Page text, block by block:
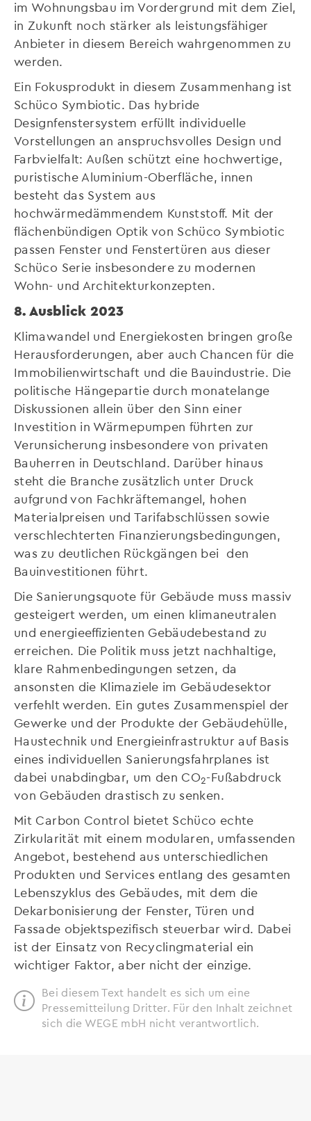
im Wohnungsbau im Vordergrund mit dem Ziel,
in Zukunft noch stärker als leistungsfähiger
Anbieter in diesem Bereich wahrgenommen zu
werden.
Ein Fokusprodukt in diesem Zusammenhang ist
Schüco Symbiotic. Das hybride
Designfenstersystem erfüllt individuelle
Vorstellungen an anspruchsvolles Design und
Farbvielfalt: Außen schützt eine hochwertige,
puristische Aluminium-Oberfläche, innen
besteht das System aus
hochwärmedämmendem Kunststoff. Mit der
flächenbündigen Optik von Schüco Symbiotic
passen Fenster und Fenstertüren aus dieser
Schüco Serie insbesondere zu modernen
Wohn- und Architekturkonzepten.
8. Ausblick 2023
Klimawandel und Energiekosten bringen große
Herausforderungen, aber auch Chancen für die
Immobilienwirtschaft und die Bauindustrie. Die
politische Hängepartie durch monatelange
Diskussionen allein über den Sinn einer
Investition in Wärmepumpen führten zur
Verunsicherung insbesondere von privaten
Bauherren in Deutschland. Darüber hinaus
steht die Branche zusätzlich unter Druck
aufgrund von Fachkräftemangel, hohen
Materialpreisen und Tarifabschlüssen sowie
verschlechterten Finanzierungsbedingungen,
was zu deutlichen Rückgängen bei den
Bauinvestitionen führt.
Die Sanierungsquote für Gebäude muss massiv
gesteigert werden, um einen klimaneutralen
und energieeffizienten Gebäudebestand zu
erreichen. Die Politik muss jetzt nachhaltige,
klare Rahmenbedingungen setzen, da
ansonsten die Klimaziele im Gebäudesektor
verfehlt werden. Ein gutes Zusammenspiel der
Gewerke und der Produkte der Gebäudehülle,
Haustechnik und Energieinfrastruktur auf Basis
eines individuellen Sanierungsfahrplanes ist
dabei unabdingbar, um den CO2-Fußabdruck
von Gebäuden drastisch zu senken.
Mit Carbon Control bietet Schüco echte
Zirkularität mit einem modularen, umfassenden
Angebot, bestehend aus unterschiedlichen
Produkten und Services entlang des gesamten
Lebenszyklus des Gebäudes, mit dem die
Dekarbonisierung der Fenster, Türen und
Fassade objektspezifisch steuerbar wird. Dabei
ist der Einsatz von Recyclingmaterial ein
wichtiger Faktor, aber nicht der einzige.
Bei diesem Text handelt es sich um eine
Pressemitteilung Dritter. Für den Inhalt zeichnet
sich die WEGE mbH nicht verantwortlich.